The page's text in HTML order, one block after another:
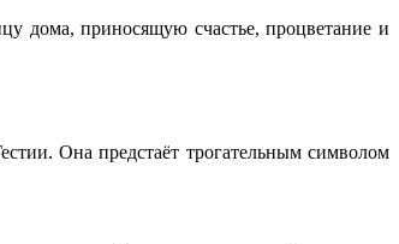
дома, приносящую счастье, процветание и
Она предстаёт трогательным символом